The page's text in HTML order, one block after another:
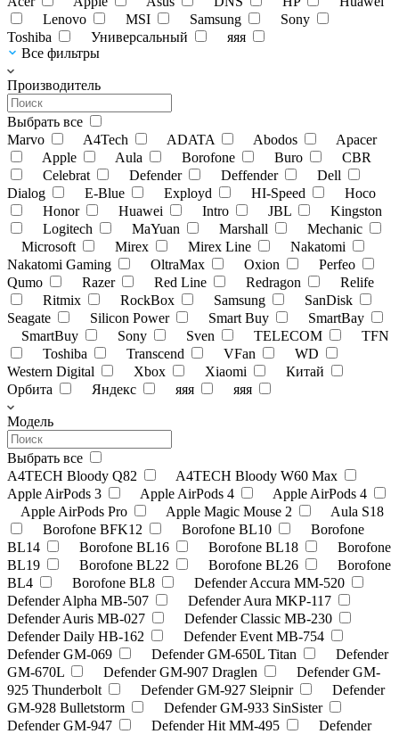
Lenovo
MSI Samsung
Sony
Toshiba
Универсальный
яяя
Все фильтры
Производитель
Выбрать все
Marvo
A4Tech ADATA Abodos
Apacer
Apple
Aula Borofone Buro
CBR
Celebrat
Defender Deffender
Dell
Dialog
E-Blue Exployd HI-Speed
Hoco
Honor
Huawei Intro JBL
Kingston
Logitech
MaYuan Marshall
Mechanic
Microsoft
Mirex Mirex Line
Nakatomi
Nakatomi Gaming
OltraMax Oxion
Perfeo
Qumo
Razer Red Line Redragon
Relife
Ritmix
RockBox Samsung
SanDisk
Seagate
Silicon Power Smart Buy
SmartBay
SmartBuy
Sony Sven TELECOM
TFN
Toshiba
Transcend VFan
WD
Western Digital
Xbox Xiaomi
Китай
Орбита
Яндекс яяя яяя
Модель
Выбрать все
A4TECH Bloody Q82
A4TECH Bloody W60 Max
Apple AirPods 3
Apple AirPods 4
Apple AirPods 4
Apple AirPods Pro
Apple Magic Mouse 2
Aula S18
Borofone BFK12
Borofone BL10
Borofone
BL14
Borofone BL16 Borofone BL18
Borofone
BL19
Borofone BL22 Borofone BL26
Borofone
BL4
Borofone BL8
Defender Accura MM-520
Defender Alpha MB-507
Defender Aura MKP-117
Defender Auris MB-027
Defender Classic MB-230
Defender Daily HB-162
Defender Event MB-754
Defender GM-069
Defender GM-650L Titan
Defender
GM-670L
Defender GM-907 Draglen
Defender GM-
925 Thunderbolt
Defender GM-927 Sleipnir
Defender
GM-928 Bulletstorm
Defender GM-933 SinSister
Defender GM-947
Defender Hit MM-495
Defender